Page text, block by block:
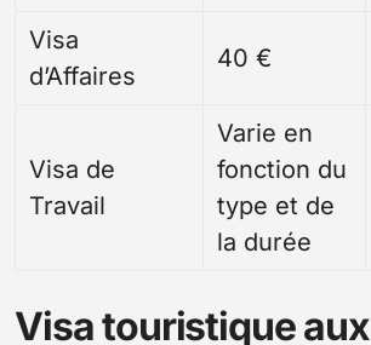
Visa
d’Affaires
40 €
Visa de
Travail
Varie en
fonction du
type et de
la durée
Visa touristique aux